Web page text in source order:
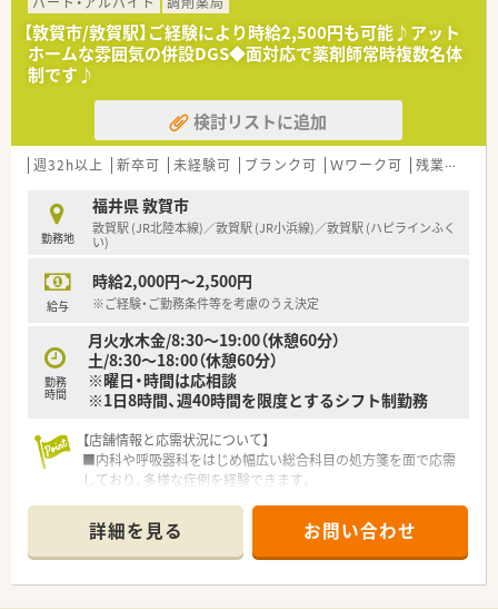
■代表ご自身も現場に入り気さくにコミュニケーションを取る
ため、風通しが良く働きやすい社風が特徴です。
■地域貢献を最優先に考えて採算度外視の設備投資を行うなど、
患者様第一の姿勢を貫いている法人となります。
【職場環境と雰囲気】
■幅広い年代のスタッフが在籍しており、互いに協力し合いなが
ら和やかな雰囲気の中で日々の業務を行っています。
担を軽減できるサポート体制が構築されています。
■充実した設備環境の中で業務を進めることができ、患者様への
より良いサービス提供に集中できる職場環境です。
【敦賀市/敦賀駅】ご経験により時給2,500円も可能♪アット
ホームな雰囲気の併設DGS◆面対応で薬剤師常時複数名体
制です♪
検討リストに追加
週32h以上 新卒可 未経験可 ブランク可 Ｗワーク可 残業なし(ほぼなし含む)
勤務地
福井県 敦賀市
敦賀駅 (JR北陸本線)／敦賀駅 (JR小浜線)／敦賀駅 (ハピラインふく
い)
給与
時給2,000円～2,500円
※ご経験・ご勤務条件等を考慮のうえ決定
勤務
時間
月火水木金/8:30～19:00（休憩60分）
土/8:30～18:00（休憩60分）
※曜日・時間は応相談
※1日8時間、週40時間を限度とするシフト制勤務
【店舗情報と応需状況について】
■内科や呼吸器科をはじめ幅広い総合科目の処方箋を面で応需
しており、多様な症例を経験できます。
の時代に求められるスキルが身につきます。
■敦賀駅からお車で10分ほどの立地であり、マイカー通勤が可
能なので毎日の通勤も非常にスムーズです。
詳細を見る お問い合わせ